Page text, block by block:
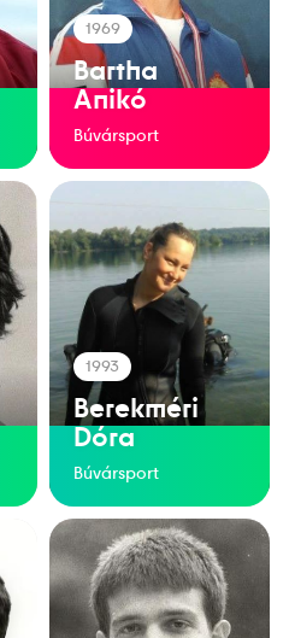
1969
Bartha
Anikó
Búvársport
1993
Berekméri
Dóra
Búvársport